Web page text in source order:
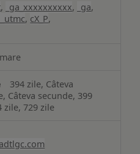
, _ga_xxxxxxxxxx, _ga,
__utmc, cX_P,
394 zile, Câteva
Câteva secunde, 399
zile, 729 zile
adtlgc.com